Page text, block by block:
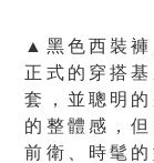
▲黑色西裝褲
正式的穿搭
套，並聰明
的整體感，
前衛、時髦